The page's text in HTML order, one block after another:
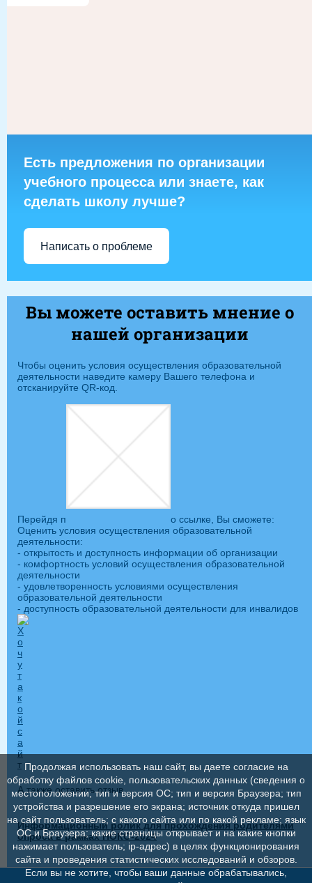
Есть предложения по организации
учебного процесса или знаете, как
сделать школу лучше?
Написать о проблеме
Вы можете оставить мнение о
нашей организации
Чтобы оценить условия осуществления образовательной
деятельности наведите камеру Вашего телефона и
отсканируйте QR-код.
Перейдя п
о ссылке, Вы сможете:
Оценить условия осуществления образовательной
деятельности:
- открытость и доступность информации об организации
- комфортность условий осуществления образовательной
деятельности
- удовлетворенность условиями осуществления
образовательной деятельности
- доступность образовательной деятельности для инвалидов
А также оставить отзыв
Информационный ролик для прохождения родителями
опроса в рамках НОКО-2024
Продолжая использовать наш сайт, вы даете согласие на
обработку файлов cookie, пользовательских данных (сведения о
местоположении; тип и версия ОС; тип и версия Браузера; тип
устройства и разрешение его экрана; источник откуда пришел
на сайт пользователь; с какого сайта или по какой рекламе; язык
ОС и Браузера; какие страницы открывает и на какие кнопки
нажимает пользователь; ip-адрес) в целях функционирования
сайта и проведения статистических исследований и обзоров.
Если вы не хотите, чтобы ваши данные обрабатывались,